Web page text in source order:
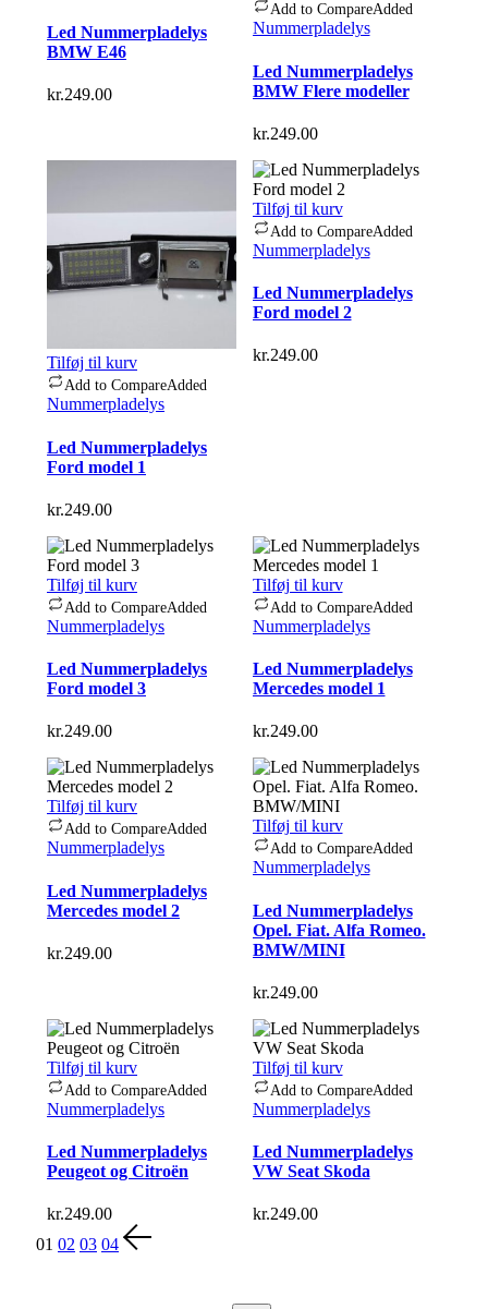
Led Nummerpladelys
BMW E46
kr.249.00
Add to CompareAdded
Nummerpladelys
Led Nummerpladelys
BMW Flere modeller
kr.249.00
Tilføj til kurv
Add to CompareAdded
Nummerpladelys
Led Nummerpladelys
Ford model 1
kr.249.00
Tilføj til kurv
Add to CompareAdded
Nummerpladelys
Led Nummerpladelys
Ford model 2
kr.249.00
Tilføj til kurv
Add to CompareAdded
Nummerpladelys
Led Nummerpladelys
Ford model 3
kr.249.00
Tilføj til kurv
Add to CompareAdded
Nummerpladelys
Led Nummerpladelys
Mercedes model 1
kr.249.00
Tilføj til kurv
Add to CompareAdded
Nummerpladelys
Led Nummerpladelys
Mercedes model 2
kr.249.00
Tilføj til kurv
Add to CompareAdded
Nummerpladelys
Led Nummerpladelys
Opel. Fiat. Alfa Romeo.
BMW/MINI
kr.249.00
Tilføj til kurv
Add to CompareAdded
Nummerpladelys
Led Nummerpladelys
Peugeot og Citroën
kr.249.00
Tilføj til kurv
Add to CompareAdded
Nummerpladelys
Led Nummerpladelys
VW Seat Skoda
kr.249.00
01 02 03 04